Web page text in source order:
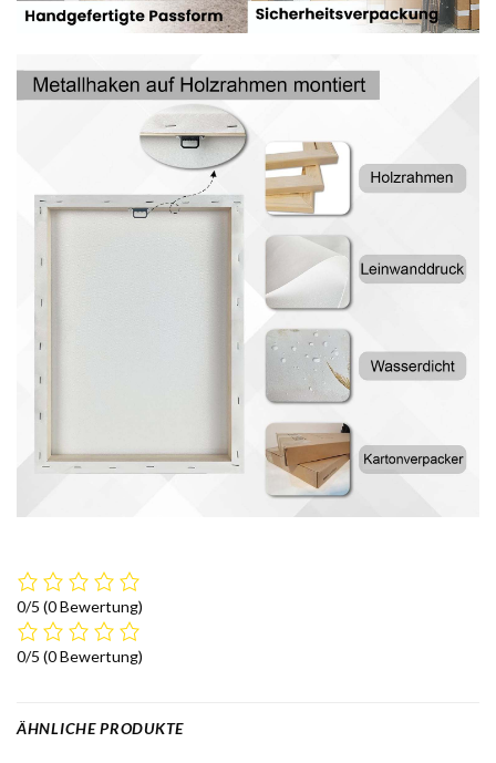
0/5 (0 Bewertung)
0/5 (0 Bewertung)
ÄHNLICHE PRODUKTE